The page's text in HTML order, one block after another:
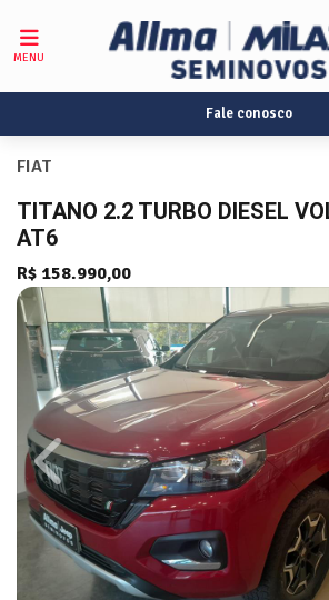
MENU
Fale conosco
FIAT
TITANO 2.2 TURBO DIESEL
AT6
R$ 158.990,00
Previous